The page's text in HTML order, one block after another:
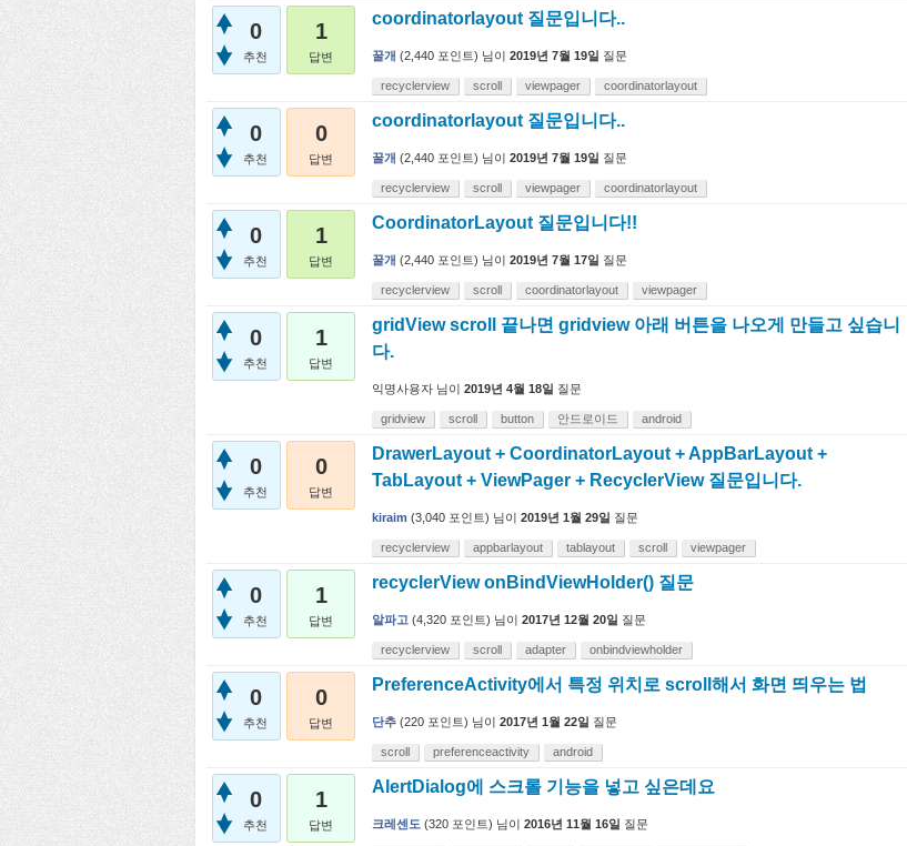
0
추천
1
답변
coordinatorlayout 질문입니다..
꿀개 (2,440 포인트) 님이 2019년 7월 19일 질문
recyclerview scroll viewpager coordinatorlayout
0
추천
0
답변
coordinatorlayout 질문입니다..
꿀개 (2,440 포인트) 님이 2019년 7월 19일 질문
recyclerview scroll viewpager coordinatorlayout
0
추천
1
답변
CoordinatorLayout 질문입니다!!
꿀개 (2,440 포인트) 님이 2019년 7월 17일 질문
recyclerview scroll coordinatorlayout viewpager
0
추천
1
답변
gridView scroll 끝나면 gridview 아래 버튼을 나오게 만들고 싶습니
다.
익명사용자 님이 2019년 4월 18일 질문
gridview scroll button 안드로이드 android
0
추천
0
답변
DrawerLayout + CoordinatorLayout + AppBarLayout +
TabLayout + ViewPager + RecyclerView 질문입니다.
kiraim (3,040 포인트) 님이 2019년 1월 29일 질문
recyclerview appbarlayout tablayout scroll viewpager
0
추천
1
답변
recyclerView onBindViewHolder() 질문
알파고 (4,320 포인트) 님이 2017년 12월 20일 질문
recyclerview scroll adapter onbindviewholder
0
추천
0
답변
PreferenceActivity에서 특정 위치로 scroll해서 화면 띄우는 법
단추 (220 포인트) 님이 2017년 1월 22일 질문
scroll preferenceactivity android
0
추천
1
답변
AlertDialog에 스크롤 기능을 넣고 싶은데요
크레센도 (320 포인트) 님이 2016년 11월 16일 질문